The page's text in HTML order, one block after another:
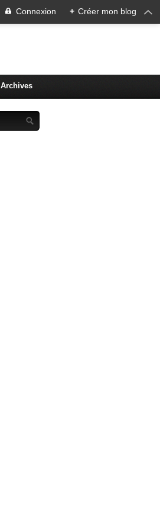
Connexion + Créer mon blog
Archives